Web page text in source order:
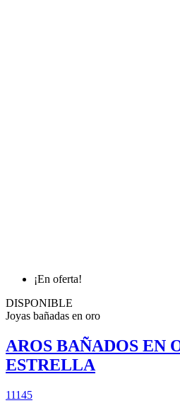
¡En oferta!
DISPONIBLE
Joyas bañadas en oro
AROS BAÑADOS EN
ESTRELLA
11145